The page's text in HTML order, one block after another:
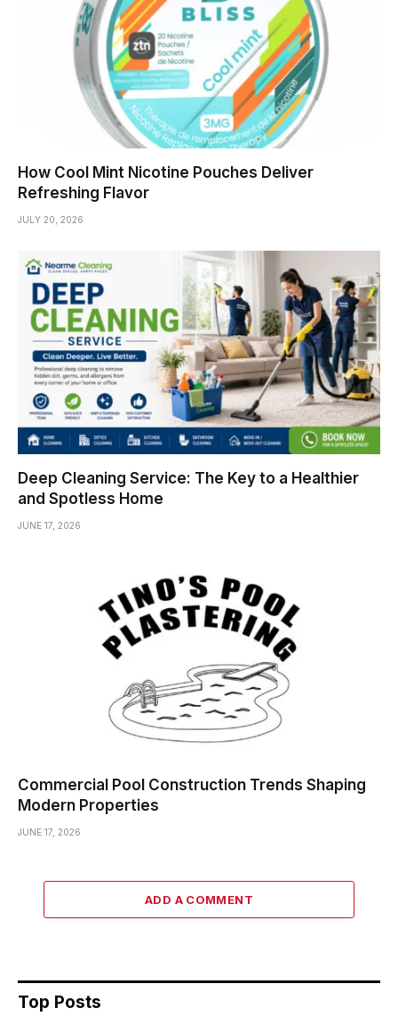
How Cool Mint Nicotine Pouches Deliver
Refreshing Flavor
JULY 20, 2026
Deep Cleaning Service: The Key to a Healthier
and Spotless Home
JUNE 17, 2026
Commercial Pool Construction Trends Shaping
Modern Properties
JUNE 17, 2026
ADD A COMMENT
Top Posts